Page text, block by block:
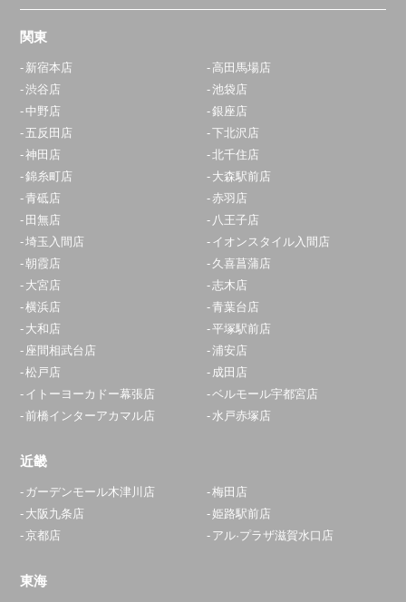
関東
新宿本店
高田馬場店
渋谷店
池袋店
中野店
銀座店
五反田店
下北沢店
神田店
北千住店
錦糸町店
大森駅前店
青砥店
赤羽店
田無店
八王子店
埼玉入間店
イオンスタイル入間店
朝霞店
久喜菖蒲店
大宮店
志木店
横浜店
青葉台店
大和店
平塚駅前店
座間相武台店
浦安店
松戸店
成田店
イトーヨーカドー幕張店
ベルモール宇都宮店
前橋インターアカマル店
水戸赤塚店
近畿
ガーデンモール木津川店
梅田店
大阪九条店
姫路駅前店
京都店
アル·プラザ滋賀水口店
東海